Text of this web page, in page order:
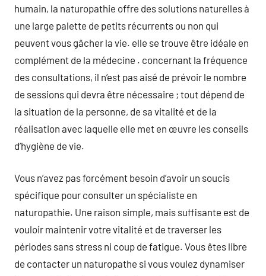
humain, la naturopathie offre des solutions naturelles à
une large palette de petits récurrents ou non qui
peuvent vous gâcher la vie. elle se trouve être idéale en
complément de la médecine . concernant la fréquence
des consultations, il n’est pas aisé de prévoir le nombre
de sessions qui devra être nécessaire ; tout dépend de
la situation de la personne, de sa vitalité et de la
réalisation avec laquelle elle met en œuvre les conseils
d’hygiène de vie.
Vous n’avez pas forcément besoin d’avoir un soucis
spécifique pour consulter un spécialiste en
naturopathie. Une raison simple, mais suffisante est de
vouloir maintenir votre vitalité et de traverser les
périodes sans stress ni coup de fatigue. Vous êtes libre
de contacter un naturopathe si vous voulez dynamiser